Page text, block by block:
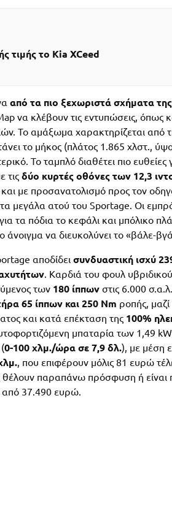
τιμής το Kia XCeed
από τα πιο ξεχωριστά σχήματα
να κλέβουν τις εντυπώσεις, όπως
Το αμάξωμα χαρακτηρίζεται από
το μήκος (πλάτος 1.865 χλστ.,
Το ταμπλό διαθέτει πιο
τις δύο κυρτές οθόνες των 12,3
με προσανατολισμό προς τον
μεγάλα ατού του Sportage. Οι
τα πόδια το κεφάλι και μπόλικο
άνοιγμα να διευκολύνει το «βάλε-
αποδίδει συνδυαστική ισχύ
. Καρδιά του φουλ
των 180 ίππων στις 6.000
65 ίππων και 250 Nm ροπής,
και κατά επέκταση της 100%
μπαταρία των
0-100 χλμ./ώρα σε 7,9 δλ.), με μέση
, που επιφέρουν μόλις 81 ευρώ
θέλουν παραπάνω πρόσφυση ή
από 37.490 ευρώ.